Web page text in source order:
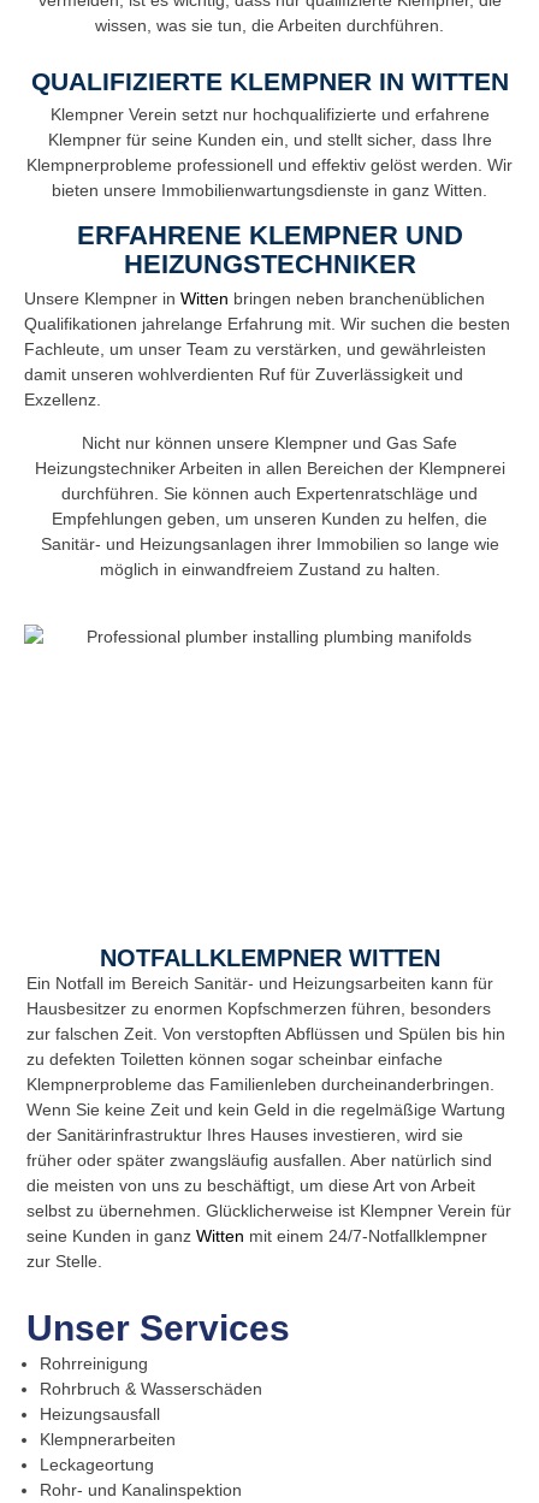
wissen, was sie tun, die Arbeiten durchführen.
QUALIFIZIERTE KLEMPNER IN WITTEN
Klempner Verein setzt nur hochqualifizierte und erfahrene
Klempner für seine Kunden ein, und stellt sicher, dass Ihre
Klempnerprobleme professionell und effektiv gelöst werden. Wir
bieten unsere Immobilienwartungsdienste in ganz Witten.
ERFAHRENE KLEMPNER UND
HEIZUNGSTECHNIKER
Unsere Klempner in Witten bringen neben branchenüblichen
Qualifikationen jahrelange Erfahrung mit. Wir suchen die besten
Fachleute, um unser Team zu verstärken, und gewährleisten
damit unseren wohlverdienten Ruf für Zuverlässigkeit und
Exzellenz.
Nicht nur können unsere Klempner und Gas Safe
Heizungstechniker Arbeiten in allen Bereichen der Klempnerei
durchführen. Sie können auch Expertenratschläge und
Empfehlungen geben, um unseren Kunden zu helfen, die
Sanitär- und Heizungsanlagen ihrer Immobilien so lange wie
möglich in einwandfreiem Zustand zu halten.
NOTFALLKLEMPNER WITTEN
Ein Notfall im Bereich Sanitär- und Heizungsarbeiten kann für
Hausbesitzer zu enormen Kopfschmerzen führen, besonders
zur falschen Zeit. Von verstopften Abflüssen und Spülen bis hin
zu defekten Toiletten können sogar scheinbar einfache
Klempnerprobleme das Familienleben durcheinanderbringen.
Wenn Sie keine Zeit und kein Geld in die regelmäßige Wartung
der Sanitärinfrastruktur Ihres Hauses investieren, wird sie
früher oder später zwangsläufig ausfallen. Aber natürlich sind
die meisten von uns zu beschäftigt, um diese Art von Arbeit
selbst zu übernehmen. Glücklicherweise ist Klempner Verein für
seine Kunden in ganzWitten mit einem 24/7-Notfallklempner
zur Stelle.
Unser Services
Rohrreinigung
Rohrbruch & Wasserschäden
Heizungsausfall
Klempnerarbeiten
Leckageortung
Rohr- und Kanalinspektion